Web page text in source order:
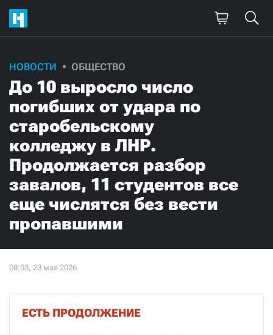
НОВОСТИ ОБЩЕСТВО
До 10 выросло число
погибших от удара по
старобельскому
колледжу в ЛНР.
Продолжается разбор
завалов, 11 студентов все
еще числятся без вести
пропавшими
ЕСТЬ ПРОДОЛЖЕНИЕ